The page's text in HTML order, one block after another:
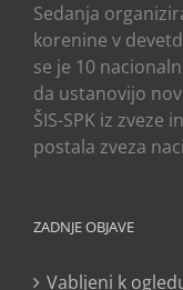
Sedanja
korenine v
se je 10
da ustanovijo
ŠIS-SPK iz
postala zveza
ZADNJE OBJAVE
Vabljeni k